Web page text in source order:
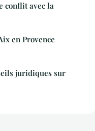
conflit avec la
en Provence
juridiques sur